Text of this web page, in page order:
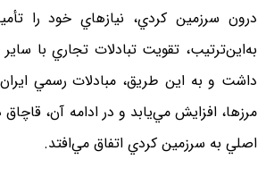
درون سرزمين كردي، نيازهاي خود را
به‌اين‌ترتيب، تقويت تبادلات تجاري با
داشت و به اين طريق، مبادلات رسمي
مرزها، افزايش مي‌يابد و در ادامه آن،
اصلي به سرزمين كردي اتفاق مي‌افتد.